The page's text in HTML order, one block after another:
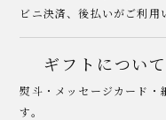
ビニ決済、後払いがご利用
ギフトについて
熨斗・メッセージカード・
す。